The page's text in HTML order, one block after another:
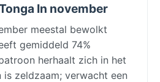
In november
meestal bewolkt
gemiddeld 74%
herhaalt zich in het
is zeldzaam; verwacht een